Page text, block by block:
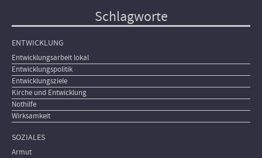
Schlagworte
ENTWICKLUNG
Entwicklungsarbeit lokal
Entwicklungspolitik
Entwicklungsziele
Kirche und Entwicklung
Nothilfe
Wirksamkeit
SOZIALES
Armut